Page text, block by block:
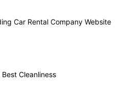
Car Rental Company Website
Best Cleanliness